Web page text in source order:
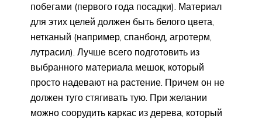
побегами (первого года посадки). Материал
для этих целей должен быть белого цвета,
нетканый (например, спанбонд, агротерм,
лутрасил). Лучше всего подготовить из
выбранного материала мешок, который
просто надевают на растение. Причем он не
должен туго стягивать тую. При желании
можно соорудить каркас из дерева, который